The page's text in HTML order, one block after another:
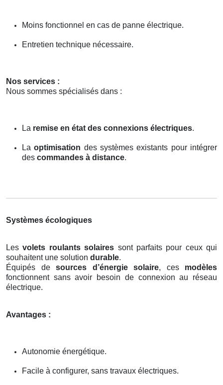
Moins fonctionnel en cas de panne électrique.
Entretien technique nécessaire.
Nos services :
Nous sommes spécialisés dans :
La remise en état des connexions électriques.
Laoptimisation des systèmes existants pour intégrer
des commandes à distance.
Systèmes écologiques
Lesvolets roulants solaires sont parfaits pour ceux qui
souhaitent une solution durable.
Équipés de sources d’énergie solaire, ces modèles
fonctionnent sans avoir besoin de connexion au réseau
électrique.
Avantages :
Autonomie énergétique.
Facile à configurer, sans travaux électriques.